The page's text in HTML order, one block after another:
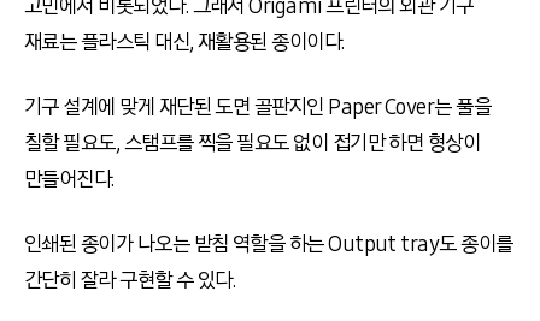
고민에서 비롯되었다. 그래서 Origami 프린터의 외관 기구
재료는 플라스틱 대신, 재활용된 종이이다.
기구 설계에 맞게 재단된 도면 골판지인 Paper Cover는 풀을
칠할 필요도, 스탬프를 찍을 필요도 없이 접기만 하면 형상이
만들어진다.
인쇄된 종이가 나오는 받침 역할을 하는 Output tray도 종이를
간단히 잘라 구현할 수 있다.